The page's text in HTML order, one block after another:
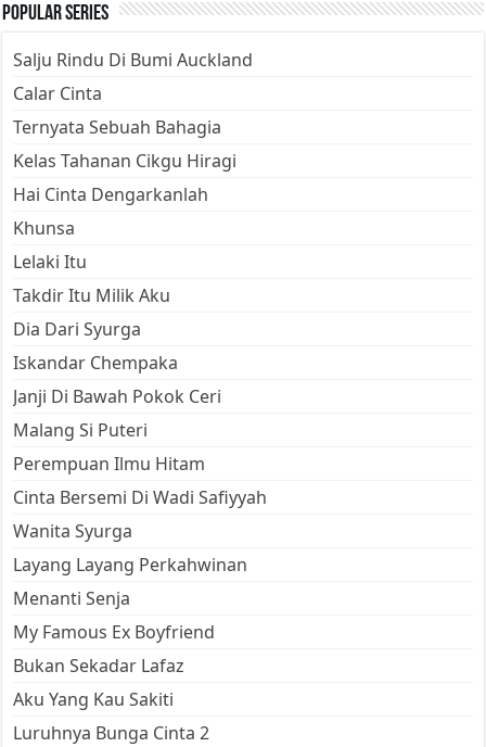
Popular Series
Salju Rindu Di Bumi Auckland
Calar Cinta
Ternyata Sebuah Bahagia
Kelas Tahanan Cikgu Hiragi
Hai Cinta Dengarkanlah
Khunsa
Lelaki Itu
Takdir Itu Milik Aku
Dia Dari Syurga
Iskandar Chempaka
Janji Di Bawah Pokok Ceri
Malang Si Puteri
Perempuan Ilmu Hitam
Cinta Bersemi Di Wadi Safiyyah
Wanita Syurga
Layang Layang Perkahwinan
Menanti Senja
My Famous Ex Boyfriend
Bukan Sekadar Lafaz
Aku Yang Kau Sakiti
Luruhnya Bunga Cinta 2